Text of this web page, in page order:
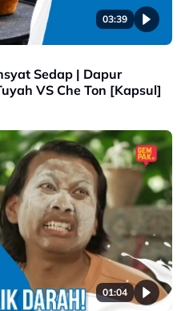
03:39
Sedap | Dapur
VS Che Ton [Kapsul]
01:04